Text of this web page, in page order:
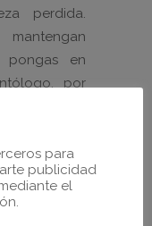
perdida.
pongas en
por
aumentar la
implantes
para
publicidad
el